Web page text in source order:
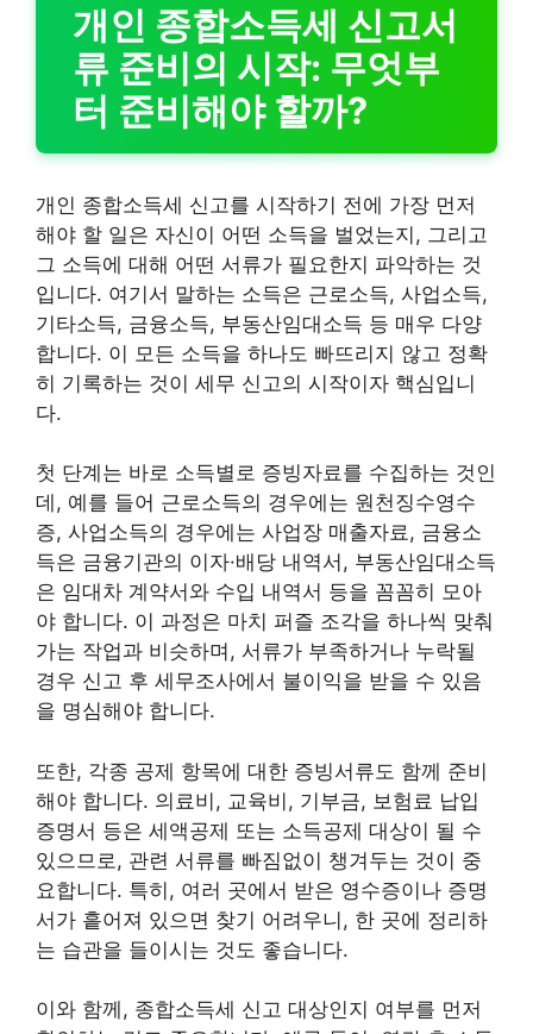
개인 종합소득세 신고서
류 준비의 시작: 무엇부
터 준비해야 할까?
개인 종합소득세 신고를 시작하기 전에 가장 먼저
해야 할 일은 자신이 어떤 소득을 벌었는지, 그리고
그 소득에 대해 어떤 서류가 필요한지 파악하는 것
입니다. 여기서 말하는 소득은 근로소득, 사업소득,
기타소득, 금융소득, 부동산임대소득 등 매우 다양
합니다. 이 모든 소득을 하나도 빠뜨리지 않고 정확
히 기록하는 것이 세무 신고의 시작이자 핵심입니
다.
첫 단계는 바로 소득별로 증빙자료를 수집하는 것인
데, 예를 들어 근로소득의 경우에는 원천징수영수
증, 사업소득의 경우에는 사업장 매출자료, 금융소
득은 금융기관의 이자·배당 내역서, 부동산임대소득
은 임대차 계약서와 수입 내역서 등을 꼼꼼히 모아
야 합니다. 이 과정은 마치 퍼즐 조각을 하나씩 맞춰
가는 작업과 비슷하며, 서류가 부족하거나 누락될
경우 신고 후 세무조사에서 불이익을 받을 수 있음
을 명심해야 합니다.
또한, 각종 공제 항목에 대한 증빙서류도 함께 준비
해야 합니다. 의료비, 교육비, 기부금, 보험료 납입
증명서 등은 세액공제 또는 소득공제 대상이 될 수
있으므로, 관련 서류를 빠짐없이 챙겨두는 것이 중
요합니다. 특히, 여러 곳에서 받은 영수증이나 증명
서가 흩어져 있으면 찾기 어려우니, 한 곳에 정리하
는 습관을 들이시는 것도 좋습니다.
이와 함께, 종합소득세 신고 대상인지 여부를 먼저